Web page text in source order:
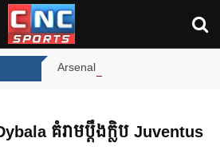
Arsenal បញ្ចប់ការរង់ចាំ ២២ ឆ្នាំ
គំរាមប្តឹងក្លិប Juventus